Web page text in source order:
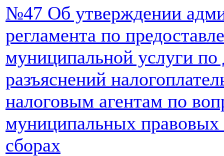
№47 Об утверждении
регламента по
муниципальной услуги
разъяснений
налоговым агентам по
муниципальных правовых
сборах